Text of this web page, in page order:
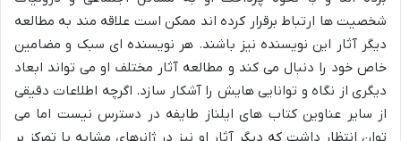
شخصیت ها ارتباط برقرار کرده اند ممکن است علاقه مند به مطالعه
دیگر آثار این نویسنده نیز باشند. هر نویسنده ای سبک و مضامین
خاص خود را دنبال می کند و مطالعه آثار مختلف او می تواند ابعاد
دیگری از نگاه و توانایی هایش را آشکار سازد. اگرچه اطلاعات دقیقی
از سایر عناوین کتاب های ایلناز طایفه در دسترس نیست اما می
توان انتظار داشت که دیگر آثار او نیز در ژانرهای مشابه با تمرکز بر